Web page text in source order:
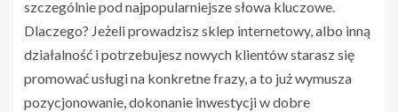
szczególnie pod najpopularniejsze słowa kluczowe.
Dlaczego? Jeżeli prowadzisz sklep internetowy, albo inną
działalność i potrzebujesz nowych klientów starasz się
promować usługi na konkretne frazy, a to już wymusza
pozycjonowanie, dokonanie inwestycji w dobre